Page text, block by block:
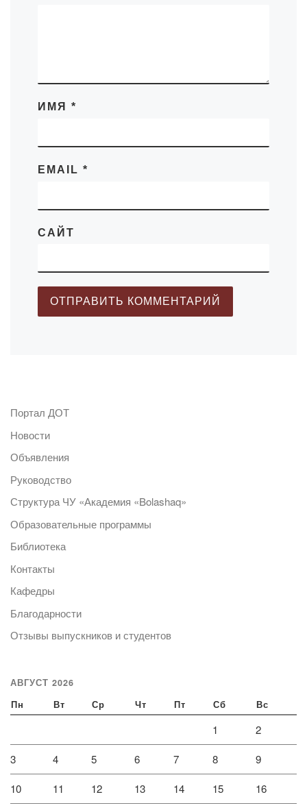
ИМЯ *
EMAIL *
САЙТ
Портал ДОТ
Новости
Объявления
Руководство
Структура ЧУ «Академия «Bolashaq»
Образовательные программы
Библиотека
Контакты
Кафедры
Благодарности
Отзывы выпускников и студентов
АВГУСТ 2026
Пн Вт Ср Чт Пт Сб Вс
1 2
3 4 5 6 7 8 9
10 11 12 13 14 15 16